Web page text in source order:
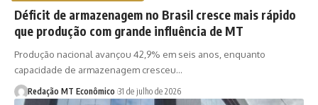
Déficit de armazenagem no Brasil cresce mais rápido
que produção com grande influência de MT
Produção nacional avançou 42,9% em seis anos, enquanto
capacidade de armazenagem cresceu…
Redação MT Econômico 31 de julho de 2026